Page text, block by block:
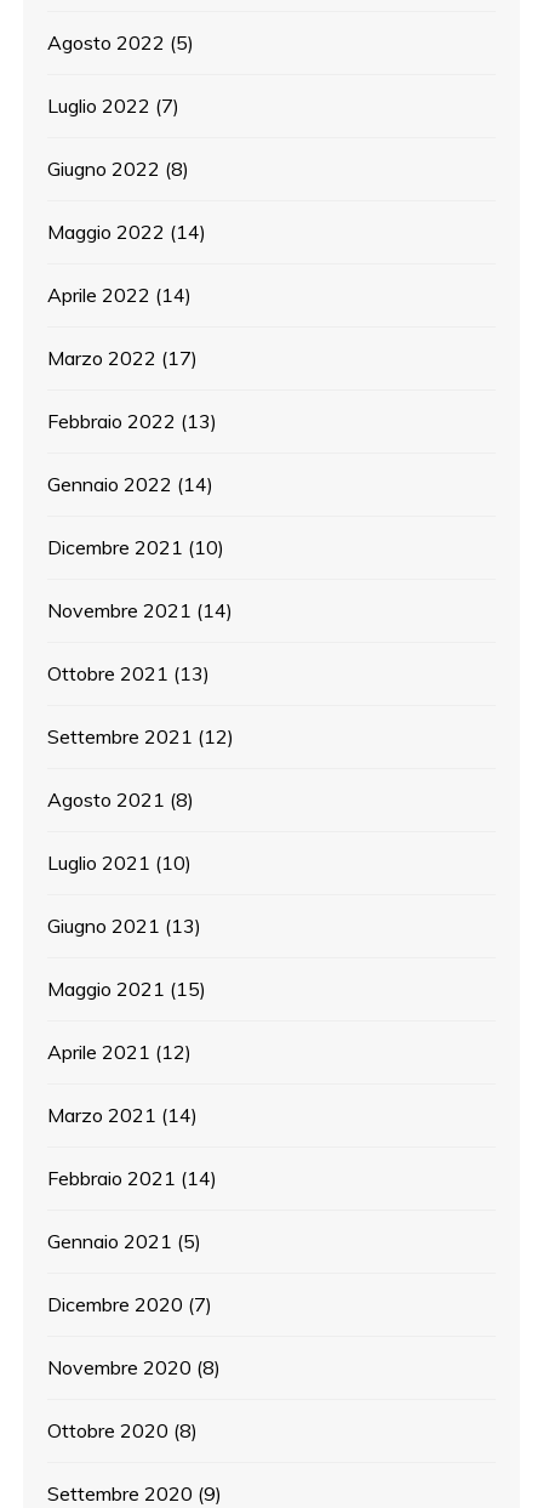
Agosto 2022 (5)
Luglio 2022 (7)
Giugno 2022 (8)
Maggio 2022 (14)
Aprile 2022 (14)
Marzo 2022 (17)
Febbraio 2022 (13)
Gennaio 2022 (14)
Dicembre 2021 (10)
Novembre 2021 (14)
Ottobre 2021 (13)
Settembre 2021 (12)
Agosto 2021 (8)
Luglio 2021 (10)
Giugno 2021 (13)
Maggio 2021 (15)
Aprile 2021 (12)
Marzo 2021 (14)
Febbraio 2021 (14)
Gennaio 2021 (5)
Dicembre 2020 (7)
Novembre 2020 (8)
Ottobre 2020 (8)
Settembre 2020 (9)